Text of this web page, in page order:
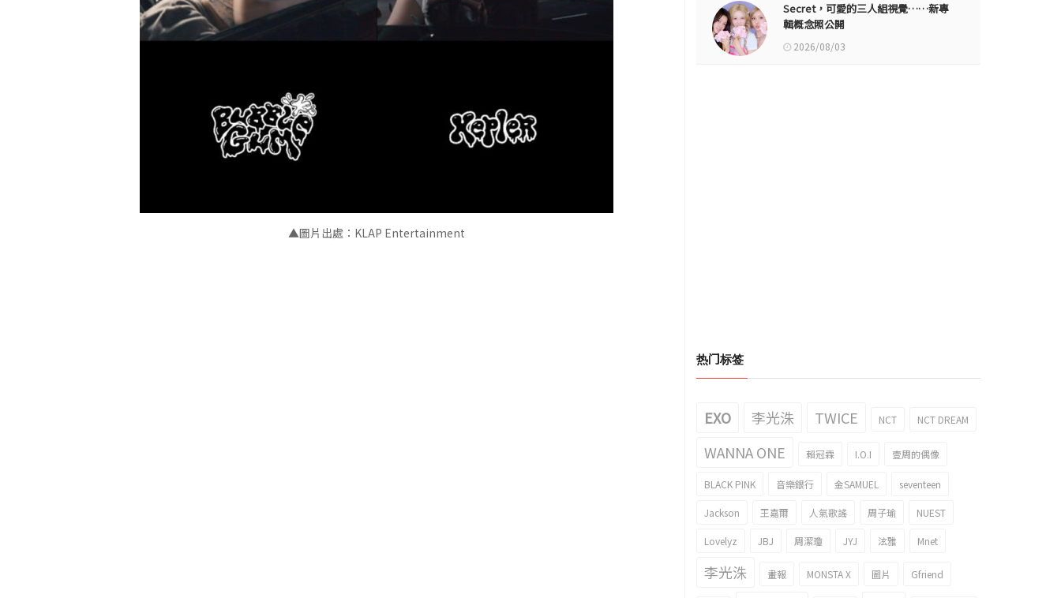
▲圖片出處：KLAP Entertainment
Secret，可愛的三人組視覺……新專
輯概念照公開
2026/08/03
热门标签
EXO 李光洙 TWICE NCT NCT DREAM
WANNA ONE 賴冠霖 I.O.I 壹周的偶像
BLACK PINK 音樂銀行 金SAMUEL seventeen
Jackson 王嘉爾 人氣歌謠 周子瑜 NUEST
Lovelyz JBJ 周潔瓊 JYJ 泫雅 Mnet
李光洙 畫報 MONSTA X 圖片 Gfriend